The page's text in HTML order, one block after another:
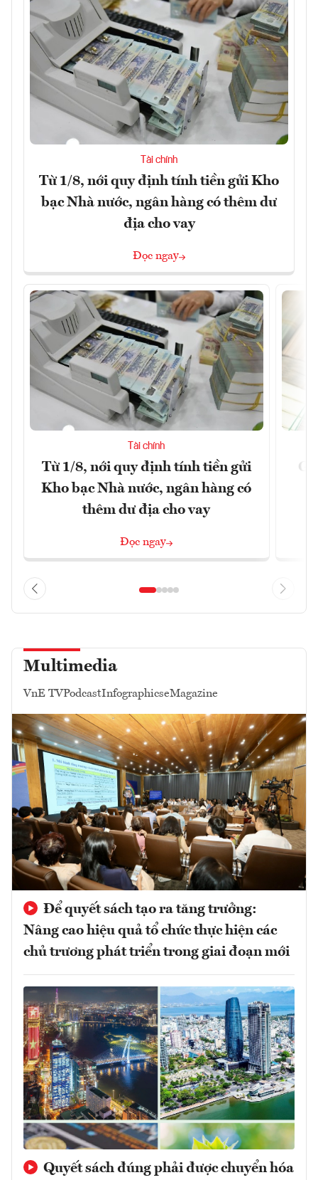
Tài chính
Từ 1/8, nới quy định tính tiền gửi Kho
bạc Nhà nước, ngân hàng có thêm dư
địa cho vay
Đọc ngay
Tài chính
Từ 1/8, nới quy định tính tiền gửi
Kho bạc Nhà nước, ngân hàng có
thêm dư địa cho vay
Đọc ngay
Multimedia
VnE TVPodcastInfographicseMagazine
Để quyết sách tạo ra tăng trưởng:
Nâng cao hiệu quả tổ chức thực hiện các
chủ trương phát triển trong giai đoạn mới
Quyết sách đúng phải được chuyển hóa